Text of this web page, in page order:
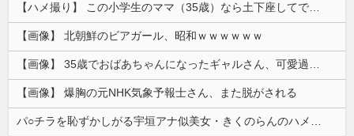
【ハメ撮り】 この小学生のママ（35歳）なら土下座してでもヤリたい
【画像】 北朝鮮のビアガール、昭和ｗｗｗｗｗｗ
【画像】 35歳でおばあちゃんになったギャルさん、可愛過ぎて嫉妬不可避w w w w w w w w w w w
【画像】 爆胸の元NHK気象予報士さん、また脱がされる
パ○チラを恥ずかしがる宇垣アナ似美女・きくのらんのハメ撮り